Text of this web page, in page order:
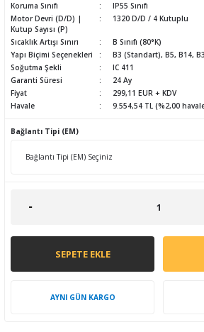
Koruma Sınıfı
IP55 Sınıfı
Motor Devri (D/D) |
Kutup Sayısı (P)
1320 D/D / 4 Kutuplu
Sıcaklık Artışı Sınırı
B Sınıfı (80°K)
Yapı Biçimi Seçenekleri
B3 (Standart), B5, B14,
Soğutma Şekli
IC 411
Garanti Süresi
24 Ay
Fiyat
299,11 EUR + KDV
Havale
9.554,54 TL (%2,00
Bağlantı Tipi (EM)
SEPETE EKLE
AYNI GÜN KARGO